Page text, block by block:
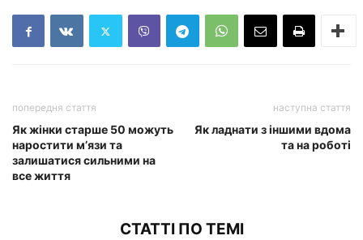
попередня стаття
Як жінки старше 50 можуть
наростити м’язи та
залишатися сильними на
все життя
наступна стаття
Як ладнати з іншими вдома
та на роботі
СТАТТІ ПО ТЕМІ